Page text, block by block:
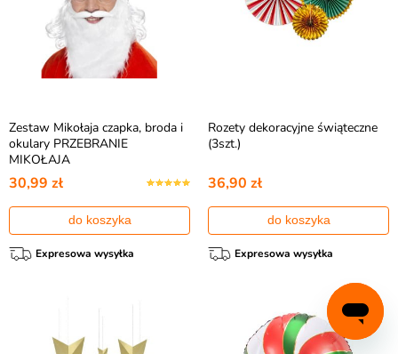
Zestaw Mikołaja czapka, broda i
okulary PRZEBRANIE
MIKOŁAJA
30,99 zł
do koszyka
Expresowa wysyłka
Rozety dekoracyjne świąteczne
(3szt.)
36,90 zł
do koszyka
Expresowa wysyłka